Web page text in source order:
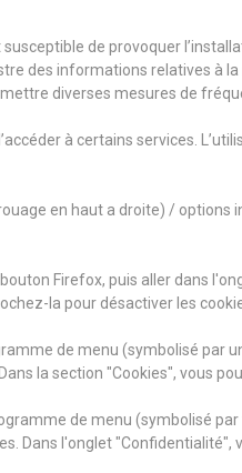
susceptible de provoquer
des informations relatives à
diverses mesures de
à certains services.
en haut a droite) /
Firefox, puis aller dans
la pour désactiver les
de menu (symbolisé par
la section "Cookies", vous
de menu (symbolisé
Dans l'onglet "Confidentialité",